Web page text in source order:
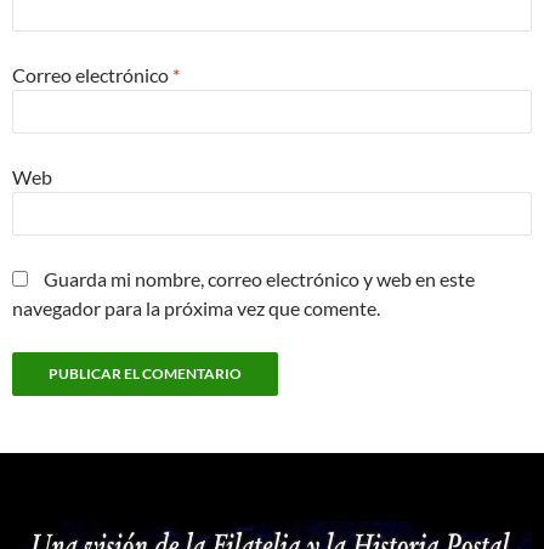
Correo electrónico *
Web
Guarda mi nombre, correo electrónico y web en este
navegador para la próxima vez que comente.